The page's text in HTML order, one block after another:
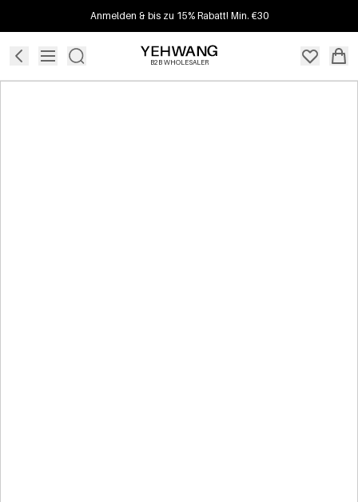
Anmelden & bis zu 15% Rabatt! Min. €30
B2B WHOLESALER